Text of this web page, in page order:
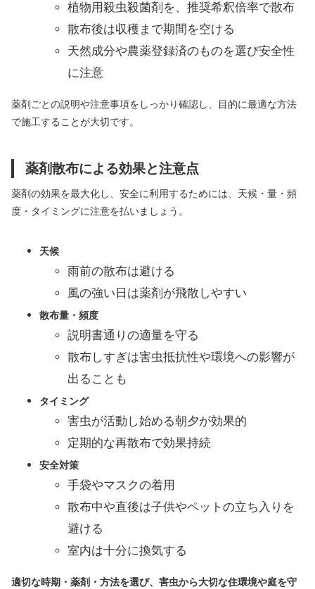
植物用殺虫殺菌剤を、推奨希釈倍率で散布
散布後は収穫まで期間を空ける
天然成分や農薬登録済のものを選び安全性
に注意
薬剤ごとの説明や注意事項をしっかり確認し、目的に最適な方法
で施工することが大切です。
薬剤散布による効果と注意点
薬剤の効果を最大化し、安全に利用するためには、天候・量・頻
度・タイミングに注意を払いましょう。
天候
雨前の散布は避ける
風の強い日は薬剤が飛散しやすい
散布量・頻度
説明書通りの適量を守る
散布しすぎは害虫抵抗性や環境への影響が
出ることも
タイミング
害虫が活動し始める朝夕が効果的
定期的な再散布で効果持続
安全対策
手袋やマスクの着用
散布中や直後は子供やペットの立ち入りを
避ける
室内は十分に換気する
適切な時期・薬剤・方法を選び、害虫から大切な住環境や庭を守